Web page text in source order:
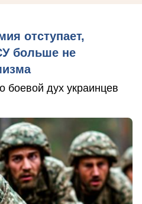
отступает,
больше не
боевой дух украинцев